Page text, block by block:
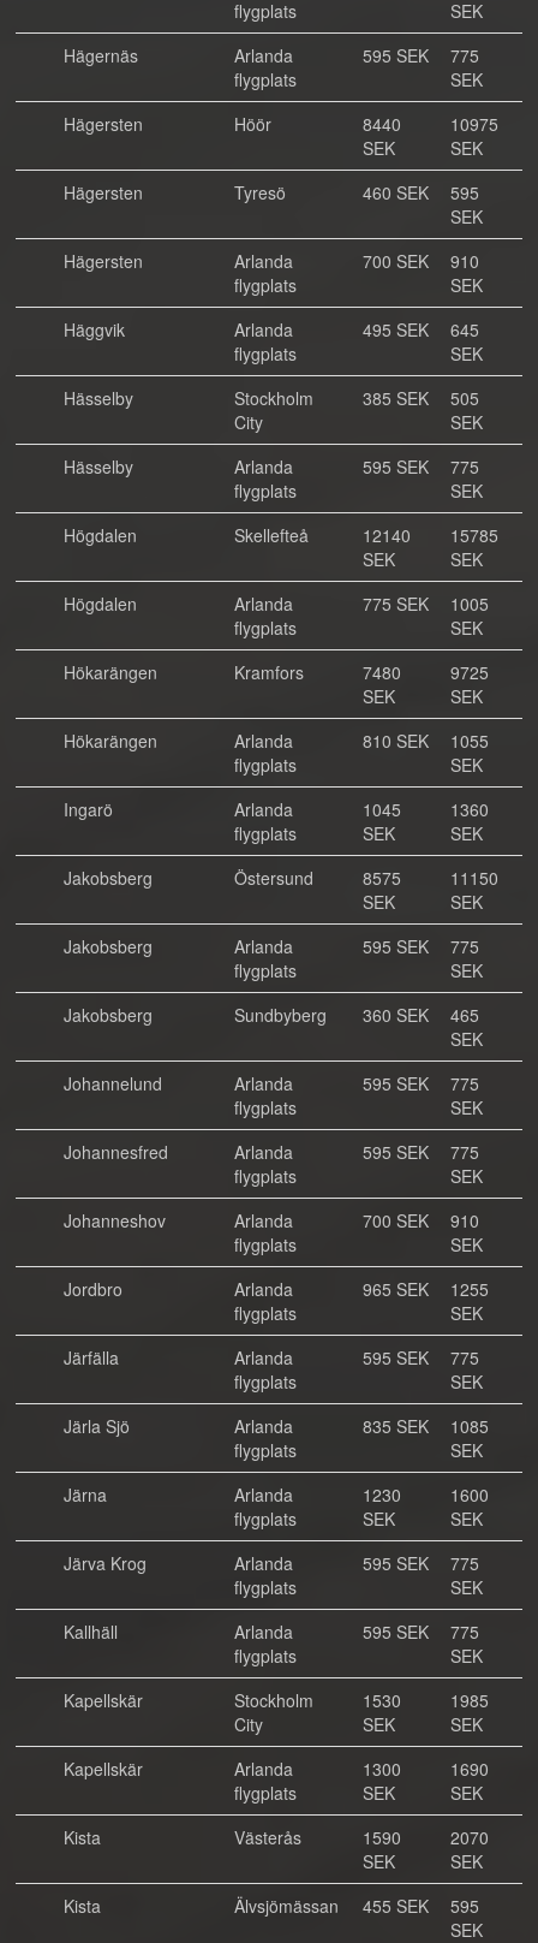
flygplats
SEK
Hägernäs
Arlanda
flygplats
595 SEK
775
SEK
Hägersten
Höör
8440
SEK
10975
SEK
Hägersten
Tyresö 460 SEK
595
SEK
Hägersten
Arlanda
flygplats
700 SEK
910
SEK
Häggvik
Arlanda
flygplats
495 SEK
645
SEK
Hässelby
Stockholm
City
385 SEK
505
SEK
Hässelby
Arlanda
flygplats
595 SEK
775
SEK
Högdalen
Skellefteå
12140
SEK
15785
SEK
Högdalen
Arlanda
flygplats
775 SEK
1005
SEK
Hökarängen
Kramfors
7480
SEK
9725
SEK
Hökarängen
Arlanda
flygplats
810 SEK
1055
SEK
Ingarö
Arlanda
flygplats
1045
SEK
1360
SEK
Jakobsberg
Östersund
8575
SEK
11150
SEK
Jakobsberg
Arlanda
flygplats
595 SEK
775
SEK
Jakobsberg
Sundbyberg 360 SEK
465
SEK
Johannelund
Arlanda
flygplats
595 SEK
775
SEK
Johannesfred
Arlanda
flygplats
595 SEK
775
SEK
Johanneshov
Arlanda
flygplats
700 SEK
910
SEK
Jordbro
Arlanda
flygplats
965 SEK
1255
SEK
Järfälla
Arlanda
flygplats
595 SEK
775
SEK
Järla Sjö
Arlanda
flygplats
835 SEK
1085
SEK
Järna
Arlanda
flygplats
1230
SEK
1600
SEK
Järva Krog
Arlanda
flygplats
595 SEK
775
SEK
Kallhäll
Arlanda
flygplats
595 SEK
775
SEK
Kapellskär
Stockholm
City
1530
SEK
1985
SEK
Kapellskär
Arlanda
flygplats
1300
SEK
1690
SEK
Kista
Västerås
1590
SEK
2070
SEK
Kista
Älvsjömässan 455 SEK
595
SEK